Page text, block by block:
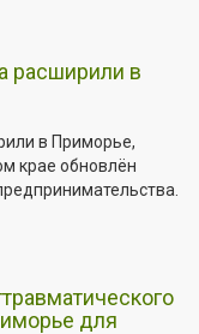
расширили в
в Приморье,
крае обновлён
для